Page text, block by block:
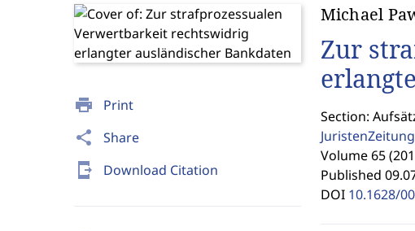
print Print
share Share
send_to_mobile Download Citation
Michael
Zur
Section:
JuristenZeitung
Volume 65
Published
DOI 10.1628/